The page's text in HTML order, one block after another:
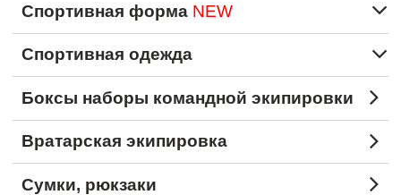
Спортивная форма NEW
Спортивная одежда
Боксы наборы командной экипировки
Вратарская экипировка
Сумки, рюкзаки